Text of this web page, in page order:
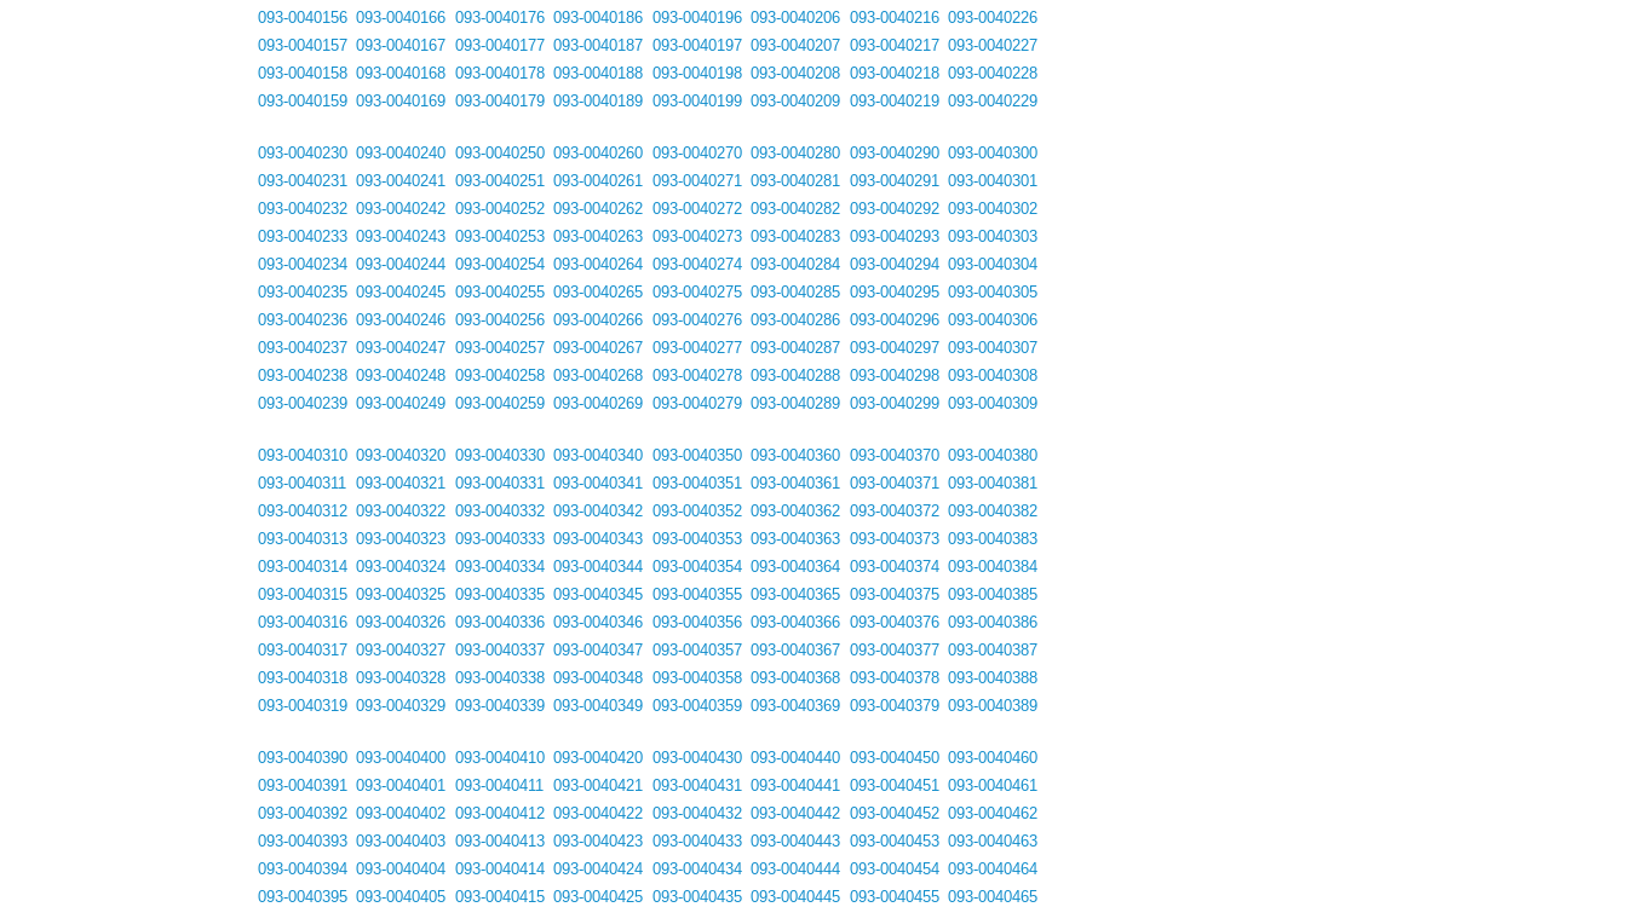
093-0040156
093-0040157
093-0040158
093-0040159
093-0040166
093-0040167
093-0040168
093-0040169
093-0040176
093-0040177
093-0040178
093-0040179
093-0040186
093-0040187
093-0040188
093-0040189
093-0040196
093-0040197
093-0040198
093-0040199
093-0040206
093-0040207
093-0040208
093-0040209
093-0040216
093-0040217
093-0040218
093-0040219
093-0040226
093-0040227
093-0040228
093-0040229
093-0040230
093-0040231
093-0040232
093-0040233
093-0040234
093-0040235
093-0040236
093-0040237
093-0040238
093-0040239
093-0040240
093-0040241
093-0040242
093-0040243
093-0040244
093-0040245
093-0040246
093-0040247
093-0040248
093-0040249
093-0040250
093-0040251
093-0040252
093-0040253
093-0040254
093-0040255
093-0040256
093-0040257
093-0040258
093-0040259
093-0040260
093-0040261
093-0040262
093-0040263
093-0040264
093-0040265
093-0040266
093-0040267
093-0040268
093-0040269
093-0040270
093-0040271
093-0040272
093-0040273
093-0040274
093-0040275
093-0040276
093-0040277
093-0040278
093-0040279
093-0040280
093-0040281
093-0040282
093-0040283
093-0040284
093-0040285
093-0040286
093-0040287
093-0040288
093-0040289
093-0040290
093-0040291
093-0040292
093-0040293
093-0040294
093-0040295
093-0040296
093-0040297
093-0040298
093-0040299
093-0040300
093-0040301
093-0040302
093-0040303
093-0040304
093-0040305
093-0040306
093-0040307
093-0040308
093-0040309
093-0040310
093-0040311
093-0040312
093-0040313
093-0040314
093-0040315
093-0040316
093-0040317
093-0040318
093-0040319
093-0040320
093-0040321
093-0040322
093-0040323
093-0040324
093-0040325
093-0040326
093-0040327
093-0040328
093-0040329
093-0040330
093-0040331
093-0040332
093-0040333
093-0040334
093-0040335
093-0040336
093-0040337
093-0040338
093-0040339
093-0040340
093-0040341
093-0040342
093-0040343
093-0040344
093-0040345
093-0040346
093-0040347
093-0040348
093-0040349
093-0040350
093-0040351
093-0040352
093-0040353
093-0040354
093-0040355
093-0040356
093-0040357
093-0040358
093-0040359
093-0040360
093-0040361
093-0040362
093-0040363
093-0040364
093-0040365
093-0040366
093-0040367
093-0040368
093-0040369
093-0040370
093-0040371
093-0040372
093-0040373
093-0040374
093-0040375
093-0040376
093-0040377
093-0040378
093-0040379
093-0040380
093-0040381
093-0040382
093-0040383
093-0040384
093-0040385
093-0040386
093-0040387
093-0040388
093-0040389
093-0040390
093-0040391
093-0040392
093-0040393
093-0040394
093-0040395
093-0040400
093-0040401
093-0040402
093-0040403
093-0040404
093-0040405
093-0040410
093-0040411
093-0040412
093-0040413
093-0040414
093-0040415
093-0040420
093-0040421
093-0040422
093-0040423
093-0040424
093-0040425
093-0040430
093-0040431
093-0040432
093-0040433
093-0040434
093-0040435
093-0040440
093-0040441
093-0040442
093-0040443
093-0040444
093-0040445
093-0040450
093-0040451
093-0040452
093-0040453
093-0040454
093-0040455
093-0040460
093-0040461
093-0040462
093-0040463
093-0040464
093-0040465